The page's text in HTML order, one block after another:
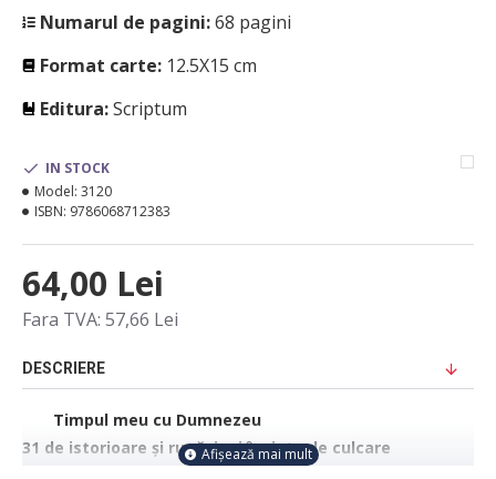
Numarul de pagini:68 pagini
Format carte: 12.5X15 cm
Editura:Scriptum
64,00 Lei
Fara TVA: 57,66 Lei
IN STOCK
Model: 3120
ISBN: 9786068712383
DESCRIERE
Timpul meu cu Dumnezeu
31 de istorioare și rugăciuni înainte de culcare